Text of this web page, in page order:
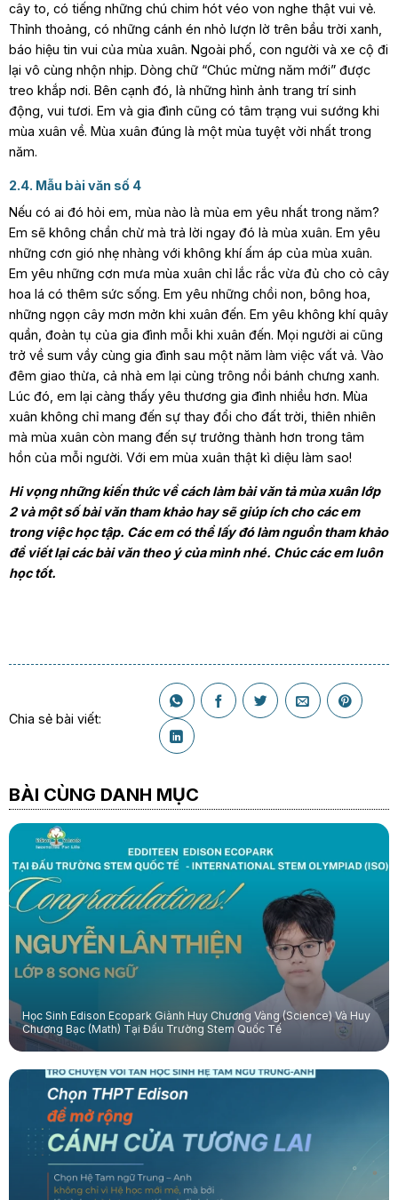
cây to, có tiếng những chú chim hót véo von nghe thật vui vẻ.
Thỉnh thoảng, có những cánh én nhỏ lượn lờ trên bầu trời xanh,
báo hiệu tin vui của mùa xuân. Ngoài phố, con người và xe cộ đi
lại vô cùng nhộn nhịp. Dòng chữ “Chúc mừng năm mới” được
treo khắp nơi. Bên cạnh đó, là những hình ảnh trang trí sinh
động, vui tươi. Em và gia đình cũng có tâm trạng vui sướng khi
mùa xuân về. Mùa xuân đúng là một mùa tuyệt vời nhất trong
năm.
2.4. Mẫu bài văn số 4
Nếu có ai đó hỏi em, mùa nào là mùa em yêu nhất trong năm?
Em sẽ không chần chừ mà trả lời ngay đó là mùa xuân. Em yêu
những cơn gió nhẹ nhàng với không khí ấm áp của mùa xuân.
Em yêu những cơn mưa mùa xuân chỉ lắc rắc vừa đủ cho cỏ cây
hoa lá có thêm sức sống. Em yêu những chồi non, bông hoa,
những ngọn cây mơn mởn khi xuân đến. Em yêu không khí quây
quần, đoàn tụ của gia đình mỗi khi xuân đến. Mọi người ai cũng
trở về sum vầy cùng gia đình sau một năm làm việc vất vả. Vào
đêm giao thừa, cả nhà em lại cùng trông nồi bánh chưng xanh.
Lúc đó, em lại càng thấy yêu thương gia đình nhiều hơn. Mùa
xuân không chỉ mang đến sự thay đổi cho đất trời, thiên nhiên
mà mùa xuân còn mang đến sự trưởng thành hơn trong tâm
hồn của mỗi người. Với em mùa xuân thật kì diệu làm sao!
Hi vọng những kiến thức về cách làm bài văn tả mùa xuân lớp
2 và một số bài văn tham khảo hay sẽ giúp ích cho các em
trong việc học tập. Các em có thể lấy đó làm nguồn tham khảo
để viết lại các bài văn theo ý của mình nhé. Chúc các em luôn
học tốt.
Chia sẻ bài viết:
BÀI CÙNG DANH MỤC
Học Sinh Edison Ecopark Giành Huy Chương Vàng (Science) Và Huy
Chương Bạc (Math) Tại Đấu Trường Stem Quốc Tế